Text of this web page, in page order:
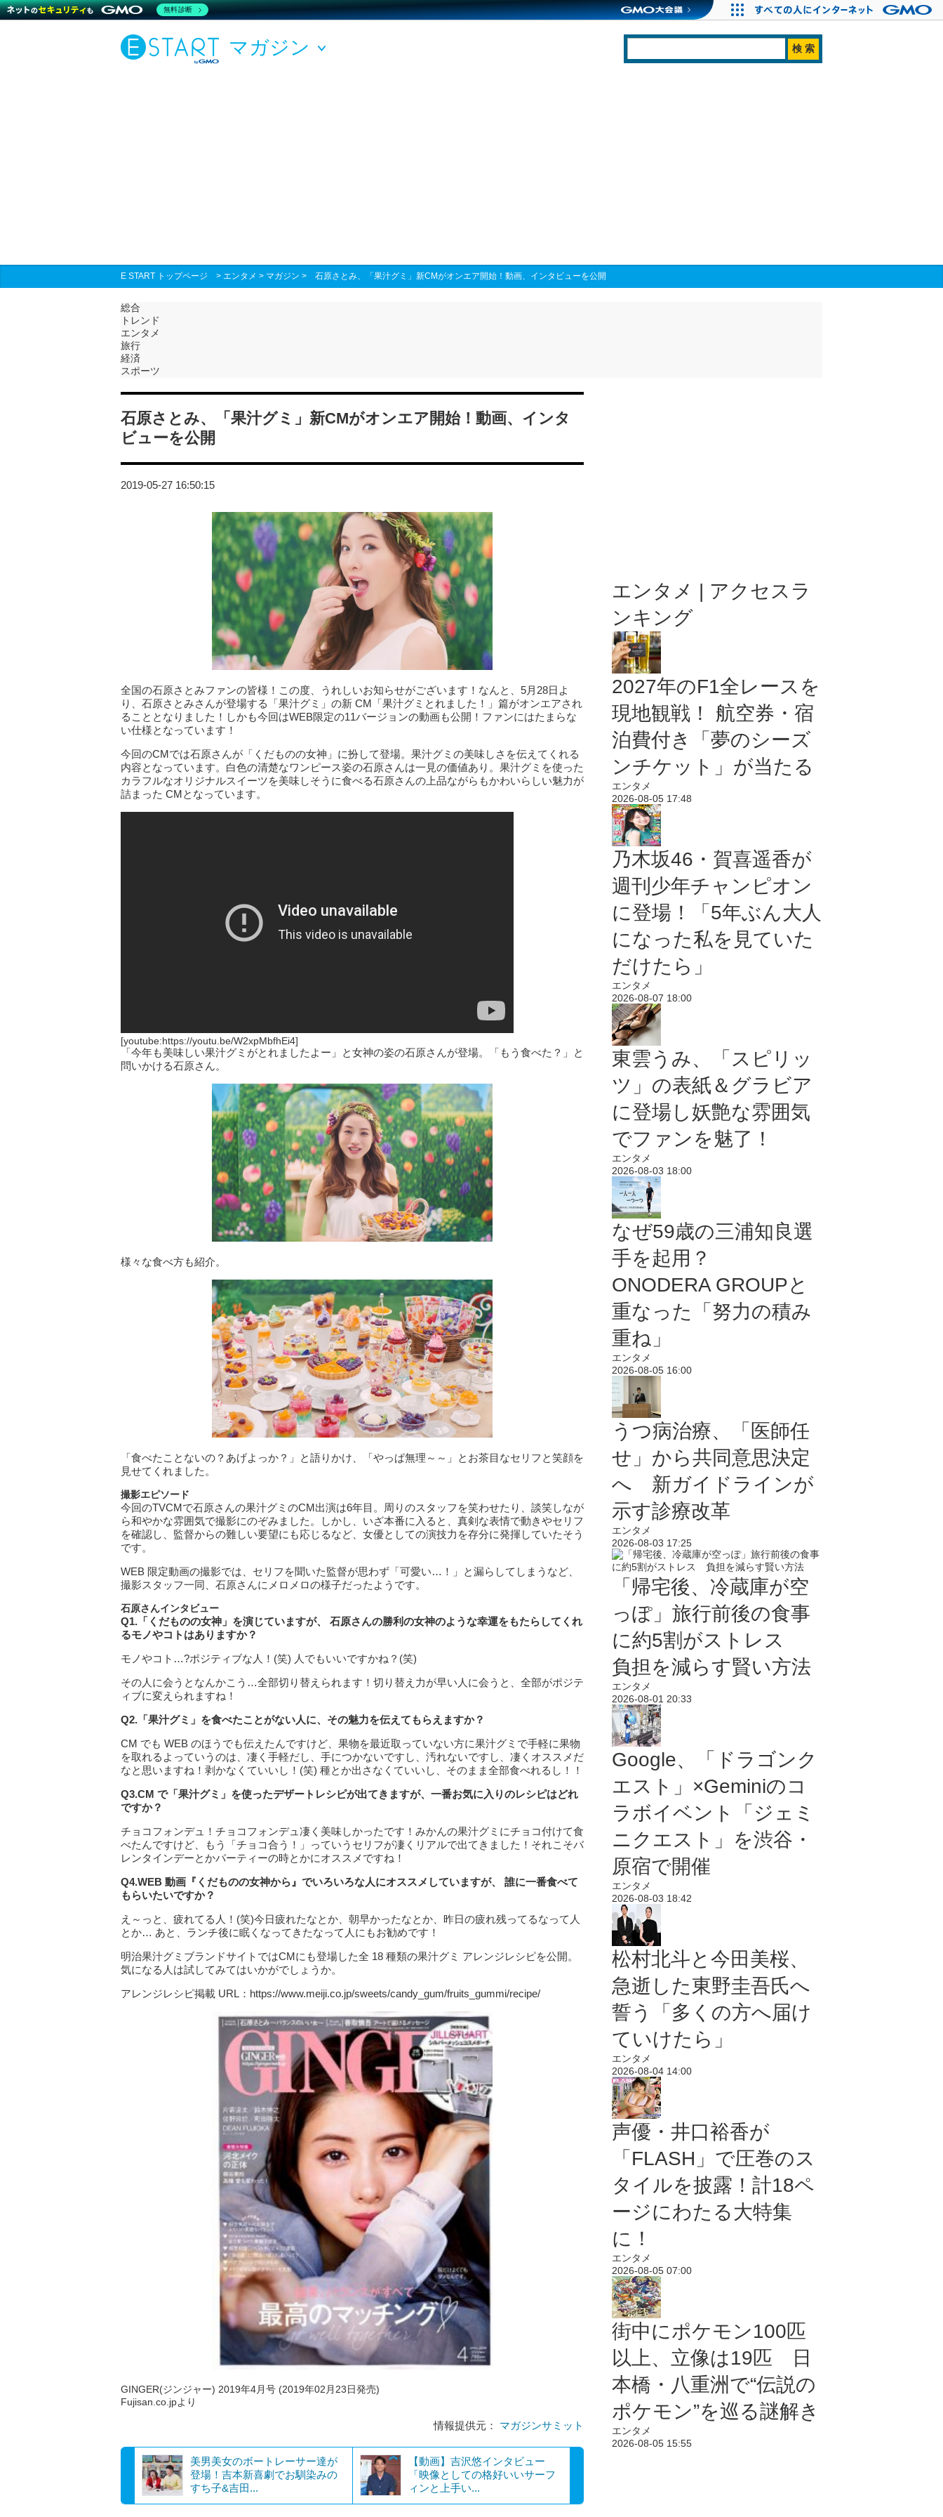
マガジン
E START トップページ > エンタメ > マガジン > 石原さとみ、「果汁グミ」新CMがオンエア開始！動画、インタビューを公開
総合
トレンド
エンタメ
旅行
経済
スポーツ
石原さとみ、「果汁グミ」新CMがオンエア開始！動画、インタ
ビューを公開
2019-05-27 16:50:15
全国の石原さとみファンの皆様！この度、うれしいお知らせがございます！なんと、5月28日よ
り、石原さとみさんが登場する「果汁グミ」の新 CM「果汁グミとれました！」篇がオンエアされ
ることとなりました！しかも今回はWEB限定の11バージョンの動画も公開！ファンにはたまらな
い仕様となっています！
今回のCMでは石原さんが「くだものの女神」に扮して登場。果汁グミの美味しさを伝えてくれる
内容となっています。白色の清楚なワンピース姿の石原さんは一見の価値あり。果汁グミを使った
カラフルなオリジナルスイーツを美味しそうに食べる石原さんの上品ながらもかわいらしい魅力が
詰まった CMとなっています。
[youtube:https://youtu.be/W2xpMbfhEi4]
「今年も美味しい果汁グミがとれましたよー」と女神の姿の石原さんが登場。「もう食べた？」と
問いかける石原さん。
様々な食べ方も紹介。
「食べたことないの？あげよっか？」と語りかけ、「やっぱ無理～～」とお茶目なセリフと笑顔を
見せてくれました。
撮影エピソード
今回のTVCMで石原さんの果汁グミのCM出演は6年目。周りのスタッフを笑わせたり、談笑しなが
ら和やかな雰囲気で撮影にのぞみました。しかし、いざ本番に入ると、真剣な表情で動きやセリフ
を確認し、監督からの難しい要望にも応じるなど、女優としての演技力を存分に発揮していたそう
です。
WEB 限定動画の撮影では、セリフを聞いた監督が思わず「可愛い…！」と漏らしてしまうなど、
撮影スタッフ一同、石原さんにメロメロの様子だったようです。
石原さんインタビュー
Q1. 「くだものの女神」を演じていますが、 石原さんの勝利の女神のような幸運をもたらしてくれ
るモノやコトはありますか？
モノやコト…?ポジティブな人！(笑) 人でもいいですかね？(笑)
その人に会うとなんかこう…全部切り替えられます！切り替え力が早い人に会うと、全部がポジテ
ィブに変えられますね！
Q2. 「果汁グミ」を食べたことがない人に、その魅力を伝えてもらえますか？
CM でも WEB のほうでも伝えたんですけど、果物を最近取っていない方に果汁グミで手軽に果物
を取れるよっていうのは、凄く手軽だし、手につかないですし、汚れないですし、凄くオススメだ
なと思いますね！剥かなくていいし！(笑) 種とか出さなくていいし、そのまま全部食べれるし！！
Q3.CM で「果汁グミ」を使ったデザートレシピが出てきますが、一番お気に入りのレシピはどれ
ですか？
チョコフォンデュ！チョコフォンデュ凄く美味しかったです！みかんの果汁グミにチョコ付けて食
べたんですけど、もう「チョコ合う！」っていうセリフが凄くリアルで出てきました！それこそバ
レンタインデーとかパーティーの時とかにオススメですね！
Q4.WEB 動画『くだものの女神から』でいろいろな人にオススメしていますが、 誰に一番食べて
もらいたいですか？
え～っと、疲れてる人！(笑)今日疲れたなとか、朝早かったなとか、昨日の疲れ残ってるなって人
とか… あと、ランチ後に眠くなってきたなって人にもお勧めです！
明治果汁グミブランドサイトではCMにも登場した全 18 種類の果汁グミ アレンジレシピを公開。
気になる人は試してみてはいかがでしょうか。
アレンジレシピ掲載 URL：https://www.meiji.co.jp/sweets/candy_gum/fruits_gummi/recipe/
GINGER(ジンジャー) 2019年4月号 (2019年02月23日発売)
Fujisan.co.jpより
情報提供元： マガジンサミット
美男美女のボートレーサー達が
登場！吉本新喜劇でお馴染みの
すち子&吉田...
【動画】吉沢悠インタビュー
「映像としての格好いいサーフ
ィンと上手い...
エンタメ | アクセスラ
ンキング
2027年のF1全レースを
現地観戦！ 航空券・宿
泊費付き「夢のシーズ
ンチケット」が当たる
エンタメ
2026-08-05 17:48
乃木坂46・賀喜遥香が
週刊少年チャンピオン
に登場！「5年ぶん大人
になった私を見ていた
だけたら」
エンタメ
2026-08-07 18:00
東雲うみ、「スピリッ
ツ」の表紙＆グラビア
に登場し妖艶な雰囲気
でファンを魅了！
エンタメ
2026-08-03 18:00
なぜ59歳の三浦知良選
手を起用？
ONODERA GROUPと
重なった「努力の積み
重ね」
エンタメ
2026-08-05 16:00
うつ病治療、「医師任
せ」から共同意思決定
へ 新ガイドラインが
示す診療改革
エンタメ
2026-08-03 17:25
「帰宅後、冷蔵庫が空
っぽ」旅行前後の食事
に約5割がストレス
負担を減らす賢い方法
エンタメ
2026-08-01 20:33
Google、「ドラゴンク
エスト」×Geminiのコ
ラボイベント「ジェミ
ニクエスト」を渋谷・
原宿で開催
エンタメ
2026-08-03 18:42
松村北斗と今田美桜、
急逝した東野圭吾氏へ
誓う「多くの方へ届け
ていけたら」
エンタメ
2026-08-04 14:00
声優・井口裕香が
「FLASH」で圧巻のス
タイルを披露！計18ペ
ージにわたる大特集
に！
エンタメ
2026-08-05 07:00
街中にポケモン100匹
以上、立像は19匹 日
本橋・八重洲で“伝説の
ポケモン”を巡る謎解き
エンタメ
2026-08-05 15:55
無料診断